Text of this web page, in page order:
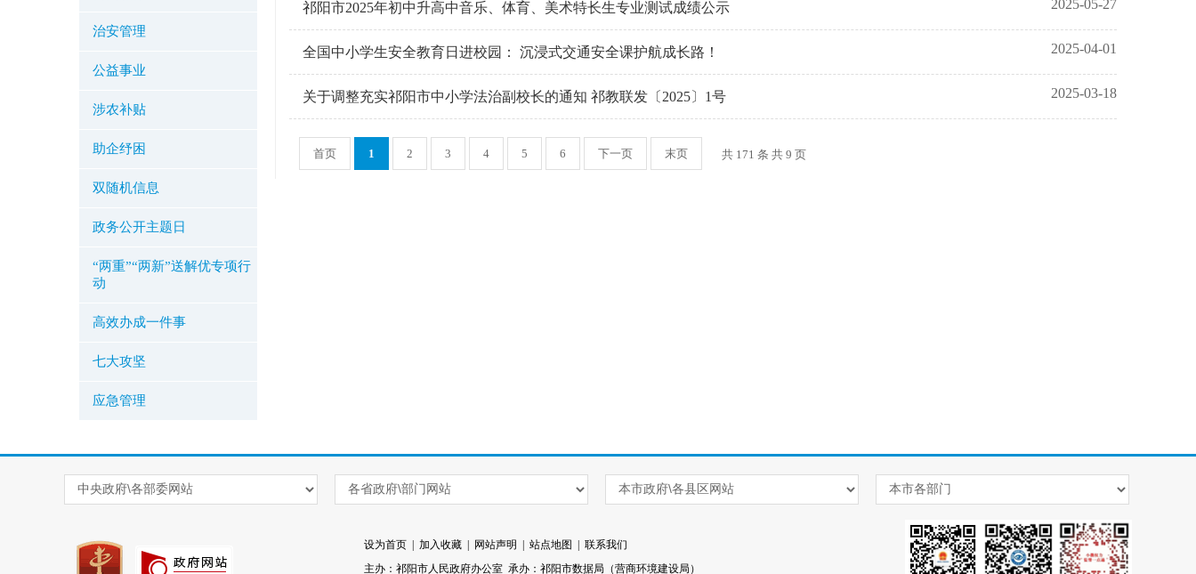
治安管理
公益事业
涉农补贴
助企纾困
双随机信息
政务公开主题日
“两重”“两新”送解优专项行
动
高效办成一件事
七大攻坚
应急管理
祁阳市2025年初中升高中音乐、体育、美术特长生专业测试成绩公示 2025-05-27
全国中小学生安全教育日进校园： 沉浸式交通安全课护航成长路！ 2025-04-01
关于调整充实祁阳市中小学法治副校长的通知 祁教联发〔2025〕1号 2025-03-18
首页 1 2 3 4 5 6 下一页 末页 共 171 条 共 9 页
设为首页 加入收藏 网站声明 站点地图
联系我们
主办：祁阳市人民政府办公室 承办：祁阳市数据局（营商环境建设局）